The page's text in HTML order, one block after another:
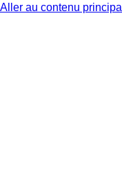
Aller au contenu principal